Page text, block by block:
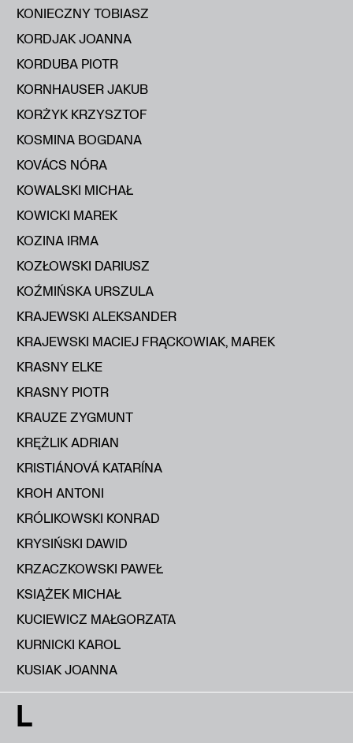
KONIECZNY TOBIASZ
KORDJAK JOANNA
KORDUBA PIOTR
KORNHAUSER JAKUB
KORŻYK KRZYSZTOF
KOSMINA BOGDANA
KOVÁCS NÓRA
KOWALSKI MICHAŁ
KOWICKI MAREK
KOZINA IRMA
KOZŁOWSKI DARIUSZ
KOŹMIŃSKA URSZULA
KRAJEWSKI ALEKSANDER
KRAJEWSKI MACIEJ FRĄCKOWIAK, MAREK
KRASNY ELKE
KRASNY PIOTR
KRAUZE ZYGMUNT
KRĘŻLIK ADRIAN
KRISTIÁNOVÁ KATARÍNA
KROH ANTONI
KRÓLIKOWSKI KONRAD
KRYSIŃSKI DAWID
KRZACZKOWSKI PAWEŁ
KSIĄŻEK MICHAŁ
KUCIEWICZ MAŁGORZATA
KURNICKI KAROL
KUSIAK JOANNA
L